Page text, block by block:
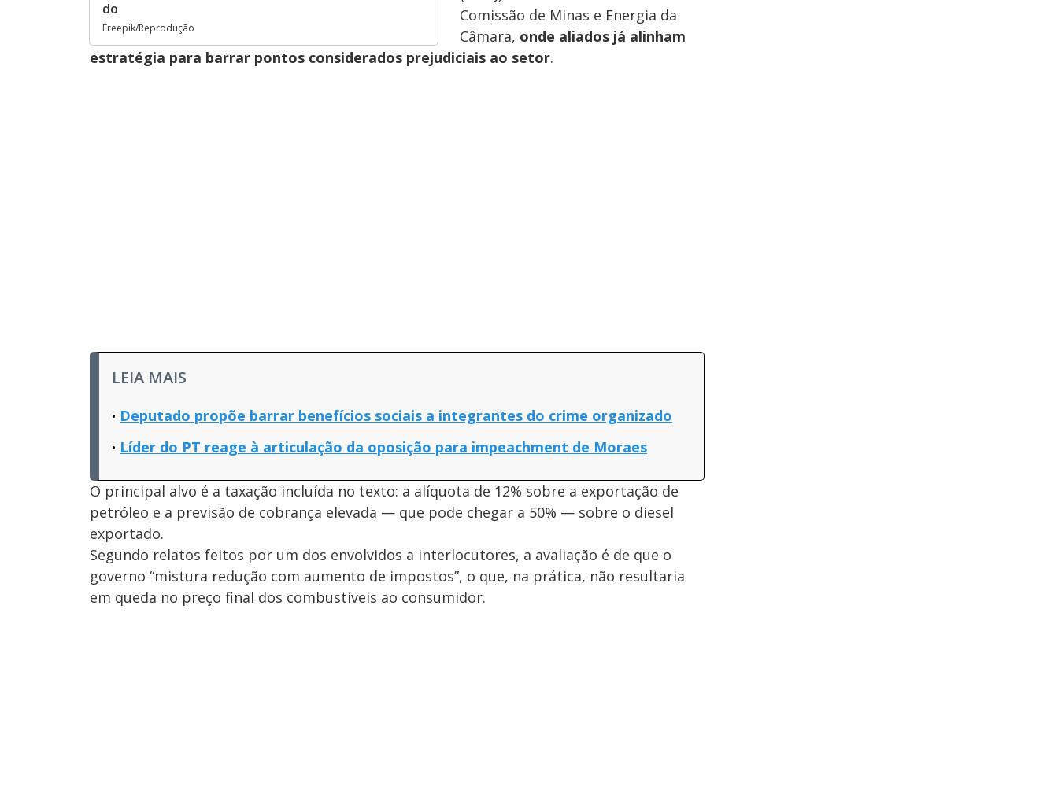
do
Freepik/Reprodução
Comissão de Minas e Energia da
Câmara, onde aliados já alinham
estratégia para barrar pontos considerados prejudiciais ao setor.
LEIA MAIS
Deputado propõe barrar benefícios sociais a integrantes do crime organizado
Líder do PT reage à articulação da oposição para impeachment de Moraes
O principal alvo é a taxação incluída no texto: a alíquota de 12% sobre a exportação de
petróleo e a previsão de cobrança elevada — que pode chegar a 50% — sobre o diesel
exportado.
Segundo relatos feitos por um dos envolvidos a interlocutores, a avaliação é de que o
governo “mistura redução com aumento de impostos”, o que, na prática, não resultaria
em queda no preço final dos combustíveis ao consumidor.